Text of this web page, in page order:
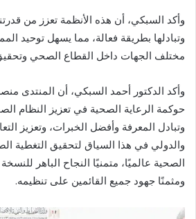
وأكد السبكي، أن هذه الأنظمة تعزز من
وتبادلها بطريقة فعالة، مما يسهل توحيد
مختلف الجهات داخل القطاع الصحي وتحقيق
وأكد الدكتور أحمد السبكي، أن المنتدى
حوكمة الرعاية الصحية في تعزيز النظام
وتبادل المعرفة وأفضل الخبرات، وتعزيز
والدولي في هذا السياق لتحقيق التغطية
الصحية عالميًا، متمنيًا النجاح الباهر
ومثمنًا جهود جميع القائمين على تنظيمه.